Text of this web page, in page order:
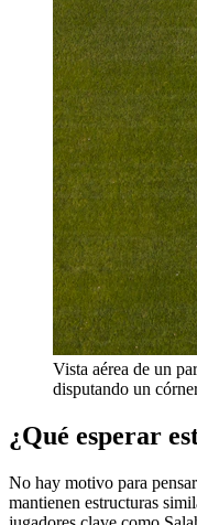
Vista aérea de un
disputando un
¿Qué esperar
No hay motivo para
mantienen estructuras